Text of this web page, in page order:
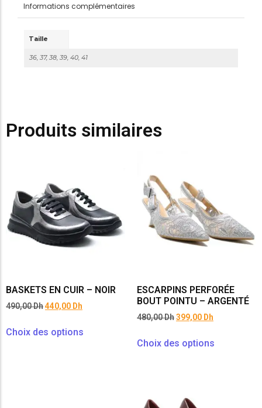
Informations complémentaires
Taille
36, 37, 38, 39, 40, 41
Produits similaires
BASKETS EN CUIR – NOIR
490,00Dh440,00 Dh
Choix des options
ESCARPINS PERFORÉE
BOUT POINTU – ARGENTÉ
480,00Dh399,00 Dh
Choix des options